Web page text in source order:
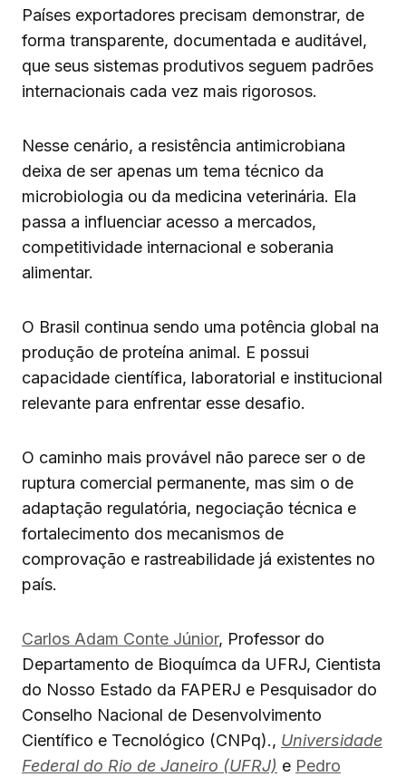
Países exportadores precisam demonstrar, de
forma transparente, documentada e auditável,
que seus sistemas produtivos seguem padrões
internacionais cada vez mais rigorosos.
Nesse cenário, a resistência antimicrobiana
deixa de ser apenas um tema técnico da
microbiologia ou da medicina veterinária. Ela
passa a influenciar acesso a mercados,
competitividade internacional e soberania
alimentar.
O Brasil continua sendo uma potência global na
produção de proteína animal. E possui
capacidade científica, laboratorial e institucional
relevante para enfrentar esse desafio.
O caminho mais provável não parece ser o de
ruptura comercial permanente, mas sim o de
adaptação regulatória, negociação técnica e
fortalecimento dos mecanismos de
comprovação e rastreabilidade já existentes no
país.
Carlos Adam Conte Júnior, Professor do
Departamento de Bioquímca da UFRJ, Cientista
do Nosso Estado da FAPERJ e Pesquisador do
Conselho Nacional de Desenvolvimento
Científico e Tecnológico (CNPq)., Universidade
Federal do Rio de Janeiro (UFRJ) e Pedro